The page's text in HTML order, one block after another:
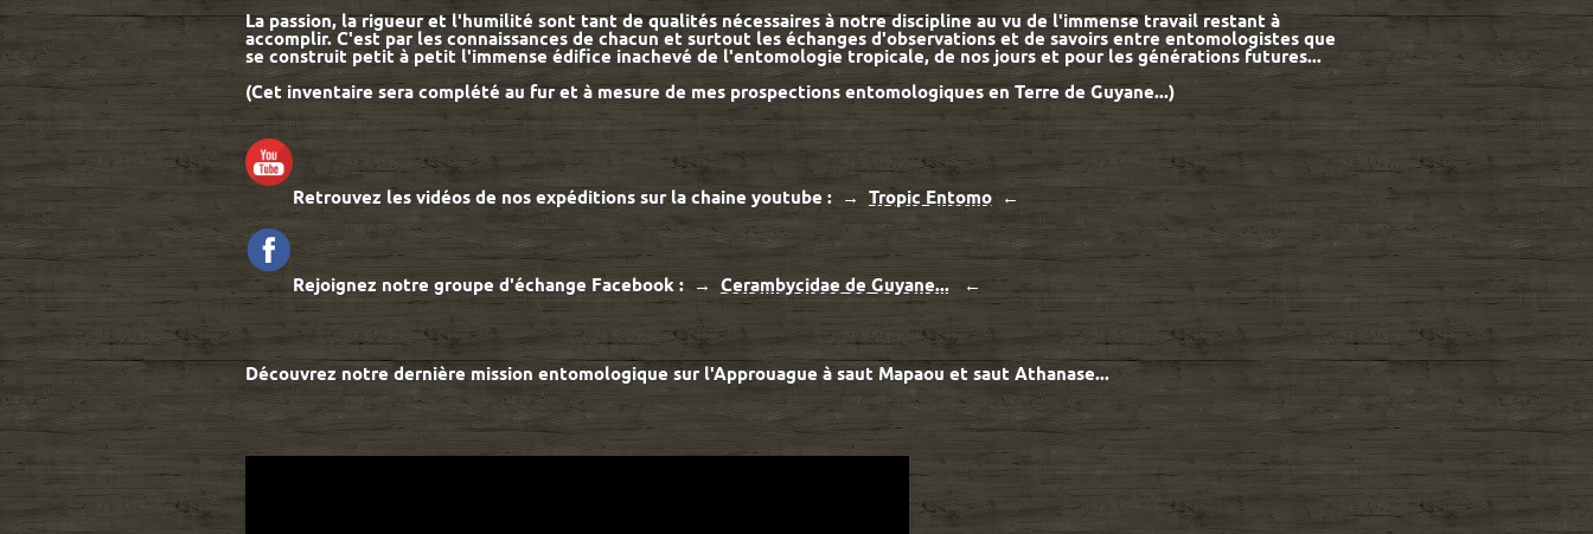
La passion, la rigueur et l'humilité sont tant de qualités nécessaires à notre discipline au vu de l'immense travail restant à
accomplir. C'est par les connaissances de chacun et surtout les échanges d'observations et de savoirs entre entomologistes que
se construit petit à petit l'immense édifice inachevé de l'entomologie tropicale, de nos jours et pour les générations futures...
(Cet inventaire sera complété au fur et à mesure de mes prospections entomologiques en Terre de Guyane...)
Retrouvez les vidéos de nos expéditions sur la chaine youtube : → Tropic Entomo ←
Rejoignez notre groupe d'échange Facebook : → Cerambycidae de Guyane... ←
Découvrez notre dernière mission entomologique sur l'Approuague à saut Mapaou et saut Athanase...